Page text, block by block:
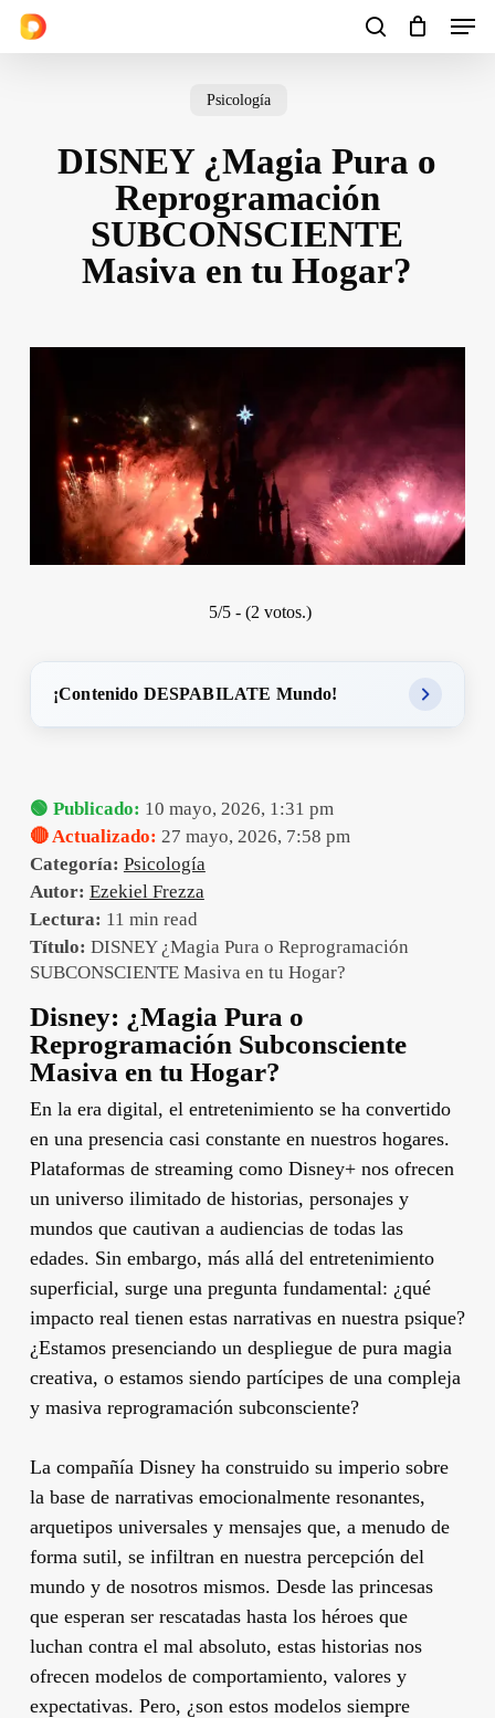
Skip
search
Menu
Cart Close
Psicología
DISNEY ¿Magia Pura o
Reprogramación
SUBCONSCIENTE
Masiva en tu Hogar?
5/5 - (2 votos.)
¡Contenido DESPABILATE Mundo!
🟢 Publicado: 10 mayo, 2026, 1:31 pm
🔴 Actualizado: 27 mayo, 2026, 7:58 pm
Categoría: Psicología
Autor: Ezekiel Frezza
Lectura: 11 min read
Título: DISNEY ¿Magia Pura o Reprogramación
SUBCONSCIENTE Masiva en tu Hogar?
Disney: ¿Magia Pura o
Reprogramación Subconsciente
Masiva en tu Hogar?
En la era digital, el entretenimiento se ha convertido
en una presencia casi constante en nuestros hogares.
Plataformas de streaming como Disney+ nos ofrecen
un universo ilimitado de historias, personajes y
mundos que cautivan a audiencias de todas las
edades. Sin embargo, más allá del entretenimiento
superficial, surge una pregunta fundamental: ¿qué
impacto real tienen estas narrativas en nuestra psique?
¿Estamos presenciando un despliegue de pura magia
creativa, o estamos siendo partícipes de una compleja
y masiva reprogramación subconsciente?
La compañía Disney ha construido su imperio sobre
la base de narrativas emocionalmente resonantes,
arquetipos universales y mensajes que, a menudo de
forma sutil, se infiltran en nuestra percepción del
mundo y de nosotros mismos. Desde las princesas
que esperan ser rescatadas hasta los héroes que
luchan contra el mal absoluto, estas historias nos
ofrecen modelos de comportamiento, valores y
expectativas. Pero, ¿son estos modelos siempre